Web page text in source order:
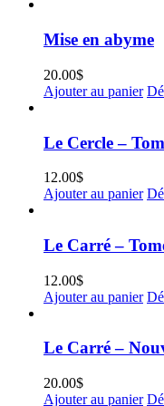
Mise en abyme
20.00$
Ajouter au panier
Le Cercle –
12.00$
Ajouter au panier
Le Carré –
12.00$
Ajouter au panier
Le Carré –
20.00$
Ajouter au panier